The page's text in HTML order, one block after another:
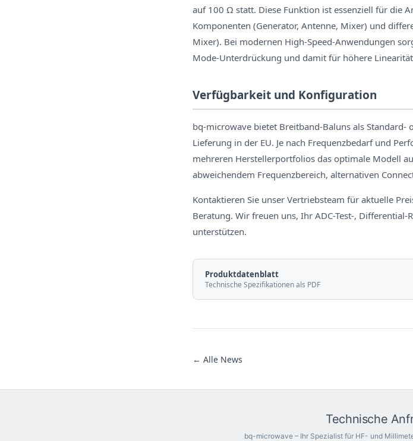
auf 100 Ω statt. Diese Funktion ist essenziell für die
Komponenten (Generator, Antenne, Mixer) und
Mixer). Bei modernen High-Speed-Anwendungen
Mode-Unterdrückung und damit für höhere
Verfügbarkeit und Konfiguration
bq-microwave bietet Breitband-Baluns als
Lieferung in der EU. Je nach Frequenzbedarf und
mehreren Herstellerportfolios das optimale Modell
abweichendem Frequenzbereich, alternativen
Kontaktieren Sie unser Vertriebsteam für aktuelle
Beratung. Wir freuen uns, Ihr ADC-Test-, Differential-
unterstützen.
Produktdatenblatt
Technische Spezifikationen als PDF
← Alle News
Technische
bq-microwave – Ihr Spezialist für HF- und